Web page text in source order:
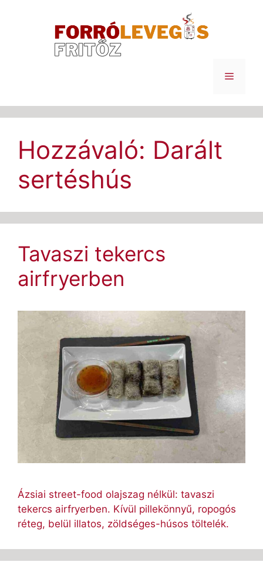
Menü
Hozzávaló: Darált
sertéshús
Tavaszi tekercs
airfryerben
Ázsiai street-food olajszag nélkül: tavaszi
tekercs airfryerben. Kívül pillekönnyű, ropogós
réteg, belül illatos, zöldséges-húsos töltelék.